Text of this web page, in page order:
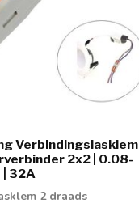
Verbindingslasklem
2x2 | 0.08-
| 32A
2 draads